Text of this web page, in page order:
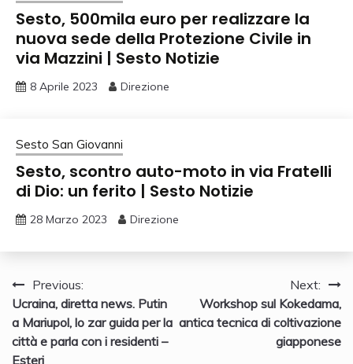
Sesto, 500mila euro per realizzare la
nuova sede della Protezione Civile in
via Mazzini | Sesto Notizie
8 Aprile 2023 Direzione
Sesto San Giovanni
Sesto, scontro auto-moto in via Fratelli
di Dio: un ferito | Sesto Notizie
28 Marzo 2023 Direzione
Navigazione
articoli
Previous:
Ucraina, diretta news. Putin
a Mariupol, lo zar guida per la
città e parla con i residenti –
Esteri
Next:
Workshop sul Kokedama,
antica tecnica di coltivazione
giapponese